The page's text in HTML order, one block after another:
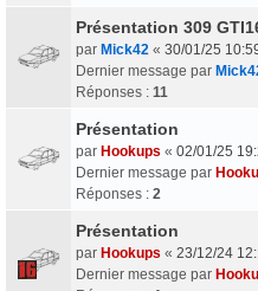
Présentation 309
par Mick42 « 30/01/25
Dernier message par
Réponses : 11
Présentation
par Hookups « 02/01/25
Dernier message par
Réponses : 2
Présentation
par Hookups « 23/12/24
Dernier message par